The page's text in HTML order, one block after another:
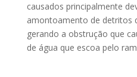
causados principalmente
amontoamento de detritos
gerando a obstrução que
de água que escoa pelo